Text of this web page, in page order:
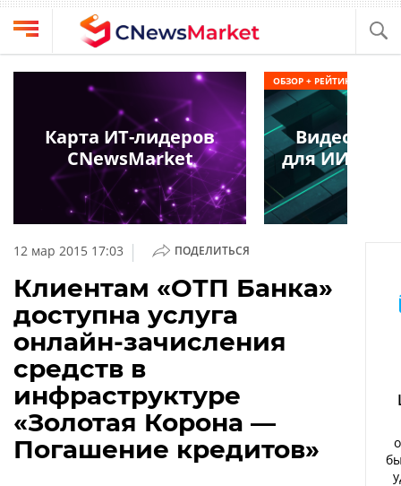
Выбрать
провайдера
Компании
обзоры
кабинет
О
проекте
CNews
Аналитика
Конференции
CNews
Конференции
Техника
12 мар 2015 17:03 | ПОДЕЛИТЬСЯ
Клиентам «ОТП Банка»
доступна услуга
онлайн-зачисления
средств в
инфраструктуре
«Золотая Корона —
Погашение кредитов»
Карта ИТ-лидеров
CNewsMarket
для ИИ в
ОБЗОР + РЕЙТИНГ